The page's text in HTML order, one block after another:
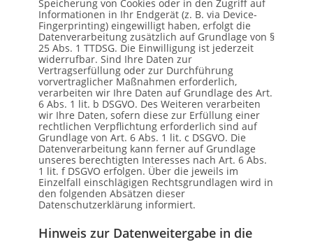
Speicherung von Cookies oder in den Zugriff auf
Informationen in Ihr Endgerät (z. B. via Device-
Fingerprinting) eingewilligt haben, erfolgt die
Datenverarbeitung zusätzlich auf Grundlage von §
25 Abs. 1 TTDSG. Die Einwilligung ist jederzeit
widerrufbar. Sind Ihre Daten zur
Vertragserfüllung oder zur Durchführung
vorvertraglicher Maßnahmen erforderlich,
verarbeiten wir Ihre Daten auf Grundlage des Art.
6 Abs. 1 lit. b DSGVO. Des Weiteren verarbeiten
wir Ihre Daten, sofern diese zur Erfüllung einer
rechtlichen Verpflichtung erforderlich sind auf
Grundlage von Art. 6 Abs. 1 lit. c DSGVO. Die
Datenverarbeitung kann ferner auf Grundlage
unseres berechtigten Interesses nach Art. 6 Abs.
1 lit. f DSGVO erfolgen. Über die jeweils im
Einzelfall einschlägigen Rechtsgrundlagen wird in
den folgenden Absätzen dieser
Datenschutzerklärung informiert.
Hinweis zur Datenweitergabe in die